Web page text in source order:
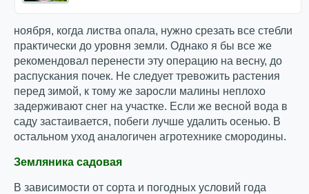
ноября, когда листва опала, нужно срезать все стебли
практически до уровня земли. Однако я бы все же
рекомендовал перенести эту операцию на весну, до
распускания почек. Не следует тревожить растения
перед зимой, к тому же заросли малины неплохо
задерживают снег на участке. Если же весной вода в
саду застаивается, побеги лучше удалить осенью. В
остальном уход аналогичен агротехнике смородины.
Земляника садовая
В зависимости от сорта и погодных условий года